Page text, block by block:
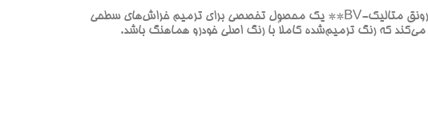
**پک خشگيري بدنه هيونداي النترا-آوانته VIVID BLUE MET-رنگ‌هاي آبي(آبي شديد و درخشان با جلوه فلزي)-آبي پررونق متاليک-BV** يک محصول تخصصي براي ترميم خراش‌هاي سطحي
که رنگ ترميم‌شده کاملاً با رنگ اصلي خودرو هماهنگ باشد.